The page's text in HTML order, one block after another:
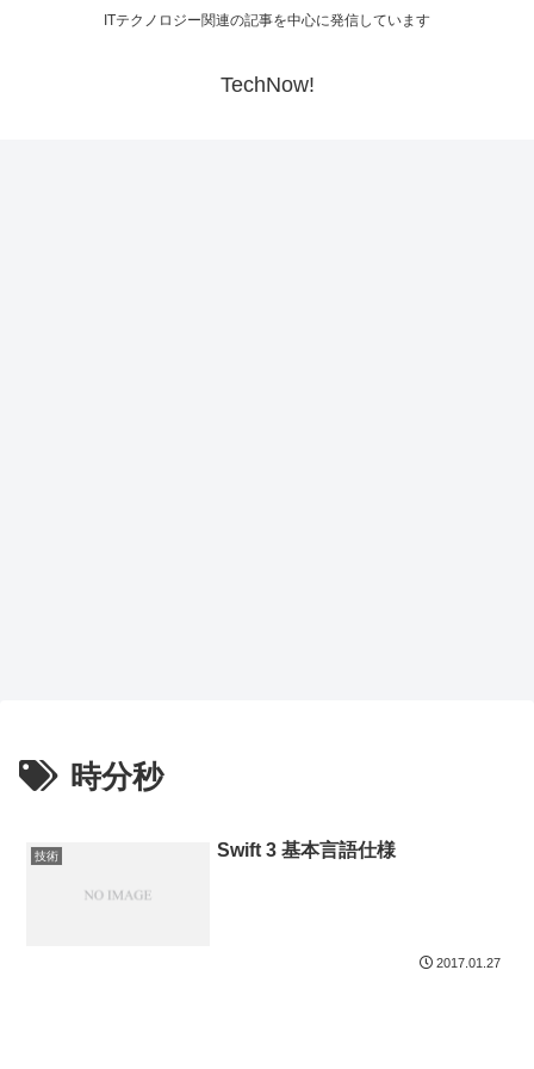
ITテクノロジー関連の記事を中心に発信しています
TechNow!
時分秒
技術 Swift 3 基本言語仕様
2017.01.27